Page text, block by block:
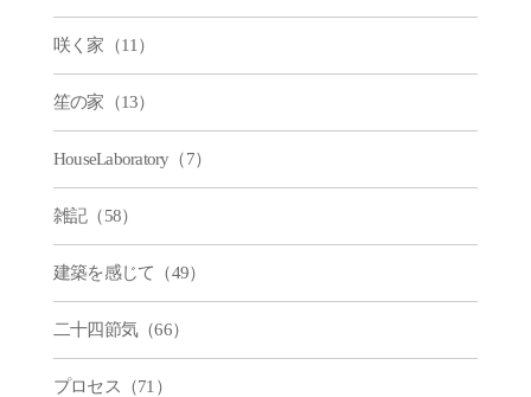
咲く家（11）
笙の家（13）
HouseLaboratory（7）
雑記（58）
建築を感じて（49）
二十四節気（66）
プロセス（71）